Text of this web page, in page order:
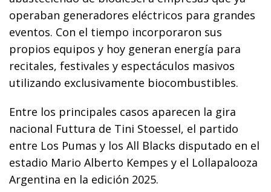
operaban generadores eléctricos para grandes
eventos. Con el tiempo incorporaron sus
propios equipos y hoy generan energía para
recitales, festivales y espectáculos masivos
utilizando exclusivamente biocombustibles.
Entre los principales casos aparecen la gira
nacional Futtura de Tini Stoessel, el partido
entre Los Pumas y los All Blacks disputado en el
estadio Mario Alberto Kempes y el Lollapalooza
Argentina en la edición 2025.